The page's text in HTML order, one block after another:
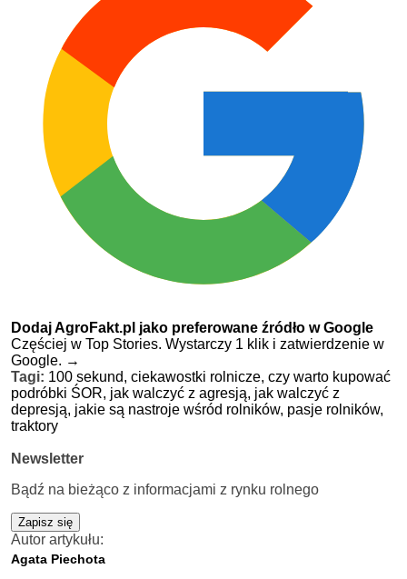
Dodaj AgroFakt.pl jako preferowane źródło w Google
Częściej w Top Stories. Wystarczy 1 klik i zatwierdzenie w
Google. →
Tagi: 100 sekund, ciekawostki rolnicze, czy warto kupować
podróbki ŚOR, jak walczyć z agresją, jak walczyć z
depresją, jakie są nastroje wśród rolników, pasje rolników,
traktory
Newsletter
Bądź na bieżąco z informacjami z rynku rolnego
Zapisz się
Autor artykułu:
Agata Piechota